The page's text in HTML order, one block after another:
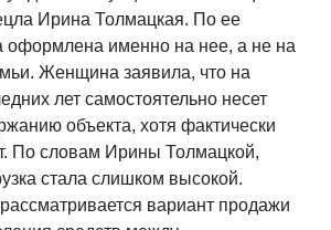
Ирина Толмацкая. По ее
оформлена именно на нее, а не на
Женщина заявила, что на
лет самостоятельно несет
объекта, хотя фактически
По словам Ирины Толмацкой,
стала слишком высокой.
вариант продажи